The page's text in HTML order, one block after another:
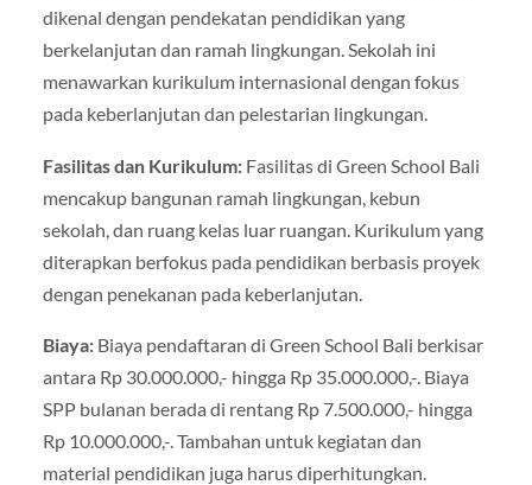
dikenal dengan pendekatan pendidikan yang
berkelanjutan dan ramah lingkungan. Sekolah ini
menawarkan kurikulum internasional dengan fokus
pada keberlanjutan dan pelestarian lingkungan.
Fasilitas dan Kurikulum:Fasilitas di Green School Bali
mencakup bangunan ramah lingkungan, kebun
sekolah, dan ruang kelas luar ruangan. Kurikulum yang
diterapkan berfokus pada pendidikan berbasis proyek
dengan penekanan pada keberlanjutan.
Biaya:Biaya pendaftaran di Green School Bali berkisar
antara Rp 30.000.000,- hingga Rp 35.000.000,-. Biaya
SPP bulanan berada di rentang Rp 7.500.000,- hingga
Rp 10.000.000,-. Tambahan untuk kegiatan dan
material pendidikan juga harus diperhitungkan.